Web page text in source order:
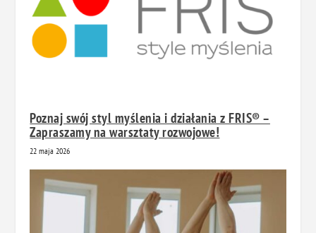
Poznaj swój styl myślenia i działania z FRIS® –
Zapraszamy na warsztaty rozwojowe!
22 maja 2026